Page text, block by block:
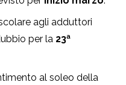
agli adduttori
per la 23ª
al soleo della